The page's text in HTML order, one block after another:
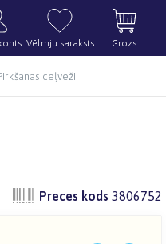
Vēlmju saraksts Grozs
ceļveži
Preces kods 3806752